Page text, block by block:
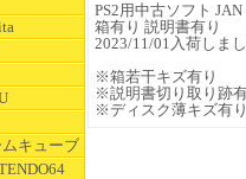
キューブ
PS2用中古ソフト
箱有り 説明書有り
2023/11/01入荷しまし
※箱若干キズ有り
※説明書切り取り跡
※ディスク薄キズ有り